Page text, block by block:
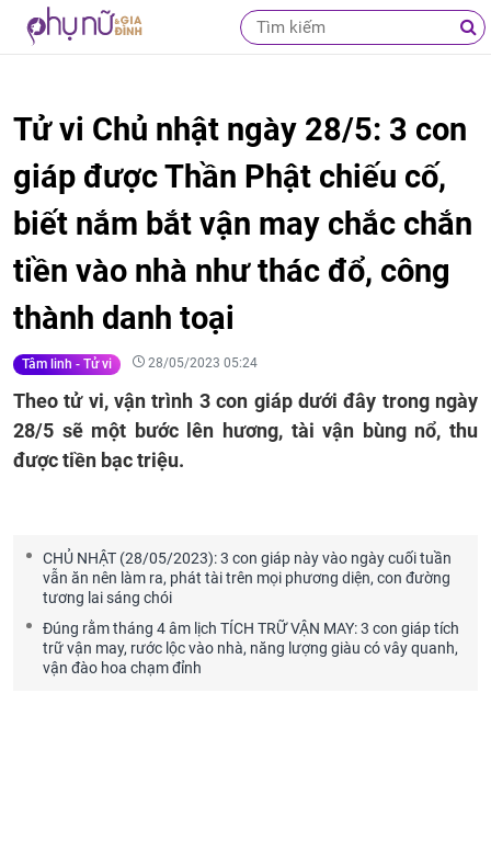
Tử vi Chủ nhật ngày 28/5: 3 con
giáp được Thần Phật chiếu cố,
biết nắm bắt vận may chắc chắn
tiền vào nhà như thác đổ, công
thành danh toại
Tâm linh - Tử vi 28/05/2023 05:24
Theo tử vi, vận trình 3 con giáp dưới đây trong ngày
28/5 sẽ một bước lên hương, tài vận bùng nổ, thu
được tiền bạc triệu.
CHỦ NHẬT (28/05/2023): 3 con giáp này vào ngày cuối tuần
vẫn ăn nên làm ra, phát tài trên mọi phương diện, con đường
tương lai sáng chói
Đúng rằm tháng 4 âm lịch TÍCH TRỮ VẬN MAY: 3 con giáp tích
trữ vận may, rước lộc vào nhà, năng lượng giàu có vây quanh,
vận đào hoa chạm đỉnh